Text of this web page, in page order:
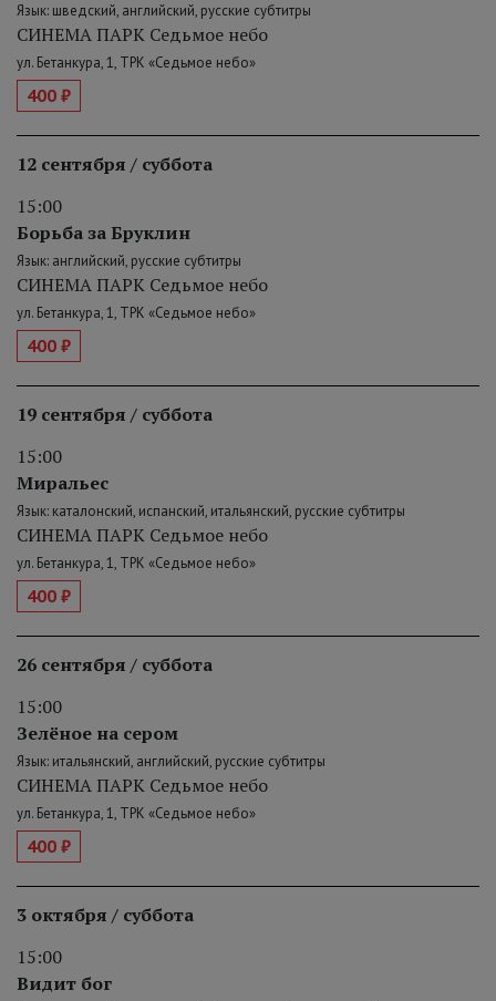
Язык: шведский, английский, русские субтитры
СИНЕМА ПАРК Седьмое небо
ул. Бетанкура, 1, ТРК «Седьмое небо»
400 ₽
12 сентября / суббота
15:00
Борьба за Бруклин
Язык: английский, русские субтитры
СИНЕМА ПАРК Седьмое небо
ул. Бетанкура, 1, ТРК «Седьмое небо»
400 ₽
19 сентября / суббота
15:00
Миральес
Язык: каталонский, испанский, итальянский, русские субтитры
СИНЕМА ПАРК Седьмое небо
ул. Бетанкура, 1, ТРК «Седьмое небо»
400 ₽
26 сентября / суббота
15:00
Зелёное на сером
Язык: итальянский, английский, русские субтитры
СИНЕМА ПАРК Седьмое небо
ул. Бетанкура, 1, ТРК «Седьмое небо»
400 ₽
3 октября / суббота
15:00
Видит бог